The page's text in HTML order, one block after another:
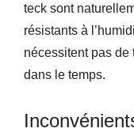
teck sont
résistants à
nécessitent pas de
dans le temps.